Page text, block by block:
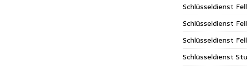
Schlüsseldienst
Schlüsseldienst
Schlüsseldienst
Schlüsseldienst